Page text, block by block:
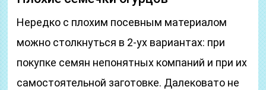
Нередко с плохим посевным материалом
можно столкнуться в 2-ух вариантах: при
покупке семян непонятных компаний и при их
самостоятельной заготовке. Далековато не